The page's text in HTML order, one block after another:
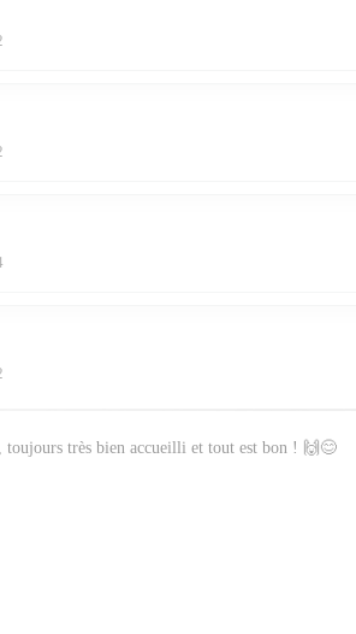
très bien accueilli et tout est bon ! 🙌😊